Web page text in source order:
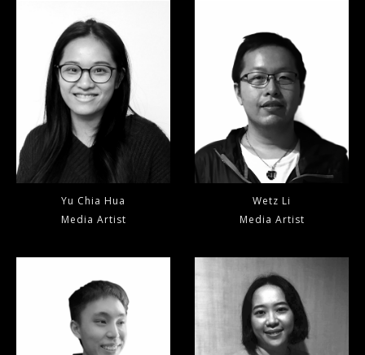
Yu Chia Hua
Media Artist
Wetz Li
Media Artist